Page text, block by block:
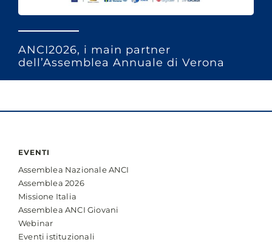
ANCI2026, i main partner
dell’Assemblea Annuale di Verona
EVENTI
Assemblea Nazionale ANCI
Assemblea 2026
Missione Italia
Assemblea ANCI Giovani
Webinar
Eventi istituzionali